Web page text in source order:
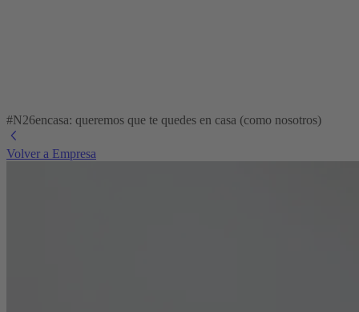
#N26encasa: queremos que te quedes en casa (como nosotros)
Volver a Empresa